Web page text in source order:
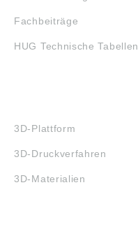
Fachbeiträge
HUG Technische Tabellen
3D-Plattform
3D-Druckverfahren
3D-Materialien